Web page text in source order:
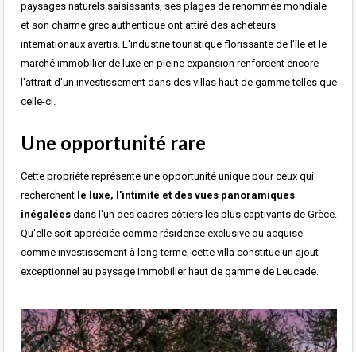
paysages naturels saisissants, ses plages de renommée mondiale
et son charme grec authentique ont attiré des acheteurs
internationaux avertis. L'industrie touristique florissante de l'île et le
marché immobilier de luxe en pleine expansion renforcent encore
l'attrait d'un investissement dans des villas haut de gamme telles que
celle-ci.
Une opportunité rare
Cette propriété représente une opportunité unique pour ceux qui
recherchent le luxe, l'intimité et des vues panoramiques
inégalées dans l'un des cadres côtiers les plus captivants de Grèce.
Qu'elle soit appréciée comme résidence exclusive ou acquise
comme investissement à long terme, cette villa constitue un ajout
exceptionnel au paysage immobilier haut de gamme de Leucade.